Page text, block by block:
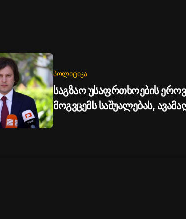
ᲞᲝᲚᲘᲢᲘᲙᲐ
საგზაო უსაფრთხოების
მოგვცემს საშუალებას,
უსაფრთხოების ხარისხი